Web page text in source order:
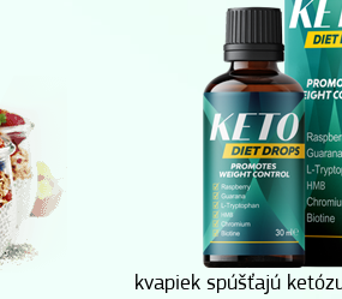
kvapiek spúšťajú